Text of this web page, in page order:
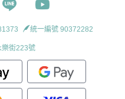
page
Line pageYoutube page
統一編號 90372282
樂街223號